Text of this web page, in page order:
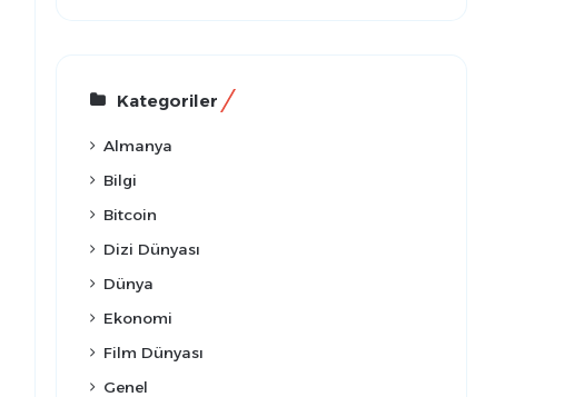
Kategoriler
Almanya
Bilgi
Bitcoin
Dizi Dünyası
Dünya
Ekonomi
Film Dünyası
Genel